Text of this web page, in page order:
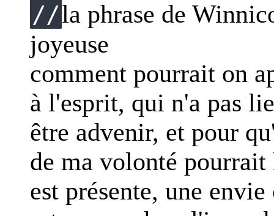
//la phrase de
joyeuse
comment pourrait on
à l'esprit, qui n'a pas
être advenir, et pour
de ma volonté
est présente, une